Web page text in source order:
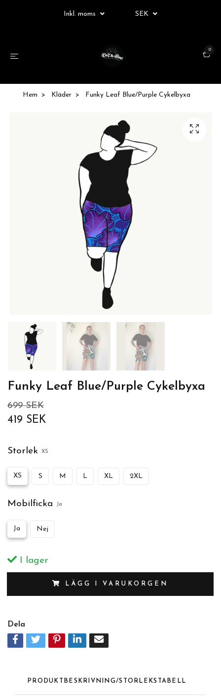
Inkl. moms SEK
0
Hem Kläder Funky Leaf Blue/Purple Cykelbyxa
Funky Leaf Blue/Purple Cykelbyxa
699 SEK
419 SEK
Storlek XS
XS S M L XL 2XL
Mobilficka Ja
Ja Nej
I lager
LÄGG I VARUKORGEN
Dela
PRODUKTBESKRIVNING/STORLEKSTABELL